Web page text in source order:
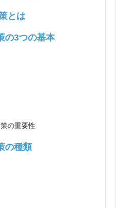
とは
の3つの基本
の重要性
の種類